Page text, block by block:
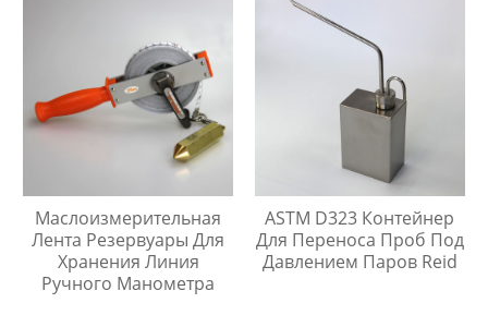
Маслоизмерительная
Лента Резервуары Для
Хранения Линия
Ручного Манометра
ASTM D323 Контейнер
Для Переноса Проб Под
Давлением Паров Reid